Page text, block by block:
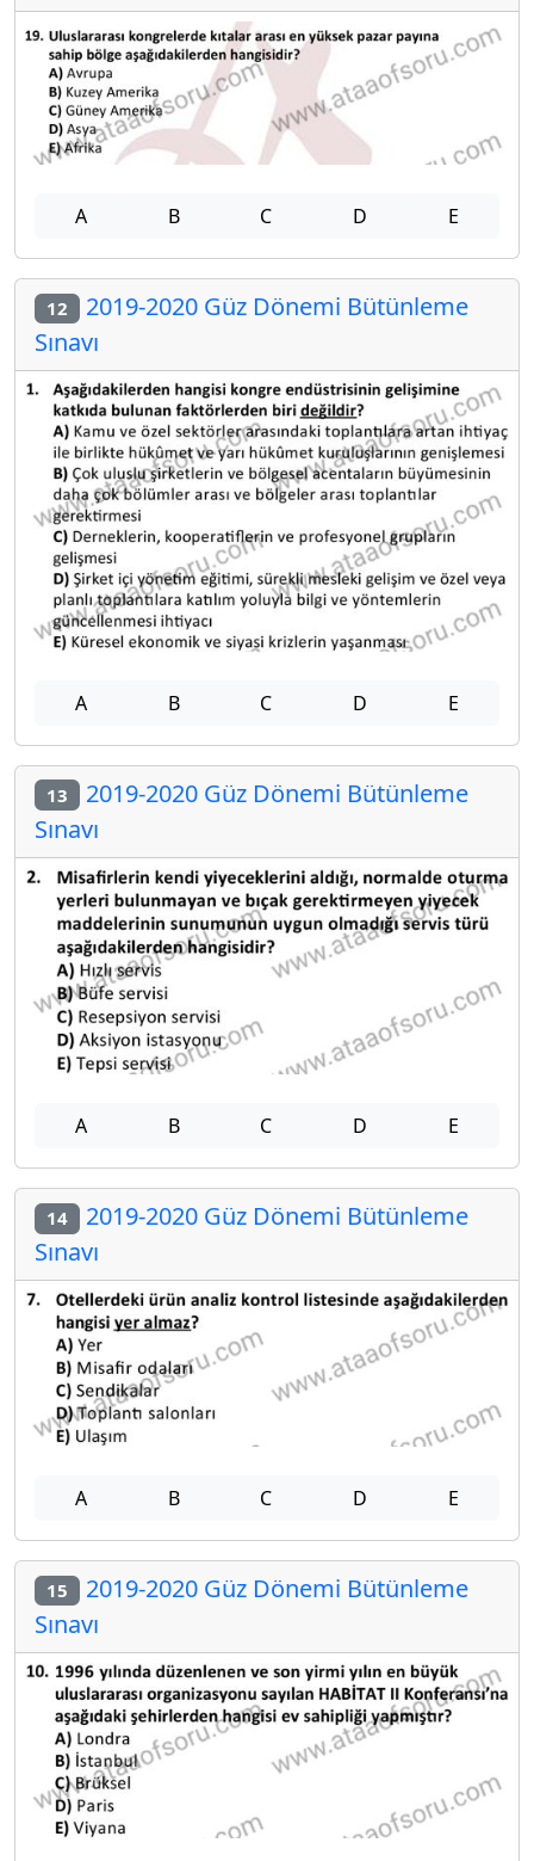
A B C D E
12 2019-2020 Güz Dönemi Bütünleme
Sınavı
A B C D E
13 2019-2020 Güz Dönemi Bütünleme
Sınavı
A B C D E
14 2019-2020 Güz Dönemi Bütünleme
Sınavı
A B C D E
15 2019-2020 Güz Dönemi Bütünleme
Sınavı